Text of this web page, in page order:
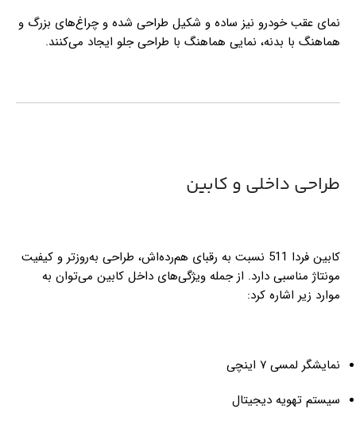
نمای عقب خودرو نیز ساده و شکیل طراحی شده و چراغ‌های بزرگ و
هماهنگ با بدنه، نمایی هماهنگ با طراحی جلو ایجاد می‌کنند.
طراحی داخلی و کابین
کابین فردا 511 نسبت به رقبای هم‌رده‌اش، طراحی به‌روزتر و کیفیت
مونتاژ مناسبی دارد. از جمله ویژگی‌های داخل کابین می‌توان به
موارد زیر اشاره کرد:
نمایشگر لمسی ۷ اینچی
سیستم تهویه دیجیتال